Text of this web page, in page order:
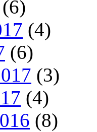
(6)
(4)
(6)
(3)
(4)
(8)